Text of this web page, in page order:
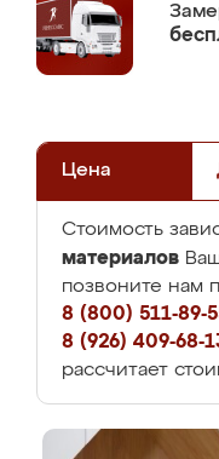
Цена
Стоимость
материалов
позвоните нам
8 (800) 511-89-
8 (926) 409-68-
рассчитает